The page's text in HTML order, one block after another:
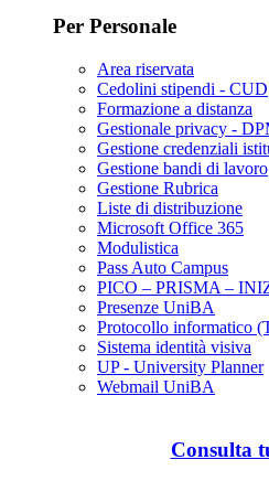
Per Personale
Area riservata
Cedolini stipendi - CUD
Formazione a distanza
Gestionale privacy -
Gestione credenziali
Gestione bandi di lavoro
Gestione Rubrica
Liste di distribuzione
Microsoft Office 365
Modulistica
Pass Auto Campus
PICO – PRISMA –
Presenze UniBA
Protocollo informatico
Sistema identità visiva
UP - University Planner
Webmail UniBA
Consulta